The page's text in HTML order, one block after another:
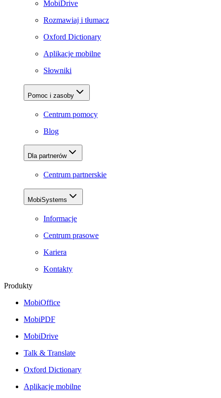
MobiDrive
Rozmawiaj i tłumacz
Oxford Dictionary
Aplikacje mobilne
Słowniki
Pomoc i zasoby
Centrum pomocy
Blog
Dla partnerów
Centrum partnerskie
MobiSystems
Informacje
Centrum prasowe
Kariera
Kontakty
Produkty
MobiOffice
MobiPDF
MobiDrive
Talk & Translate
Oxford Dictionary
Aplikacje mobilne